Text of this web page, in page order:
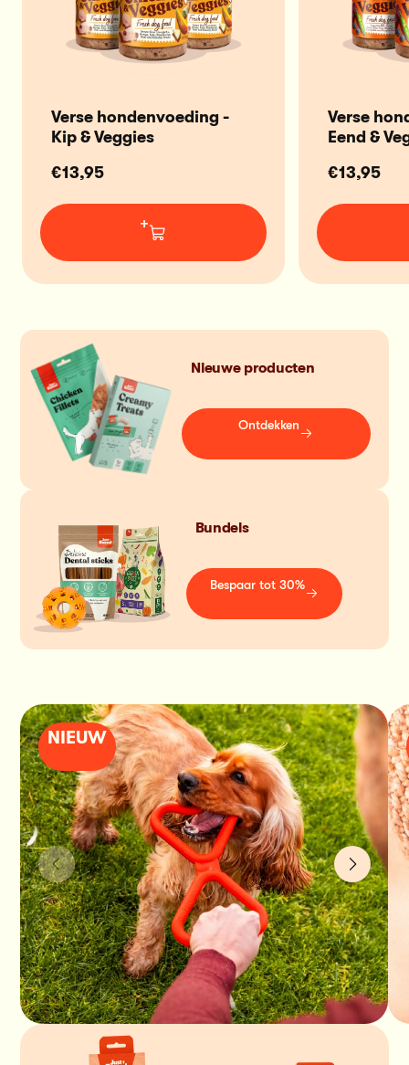
Verse hondenvoeding -
Kip & Veggies
€13,95
+
Verse
Eend &
€13,95
Nieuwe producten
Ontdekken
Bundels
Bespaar tot 30%
NIEUW